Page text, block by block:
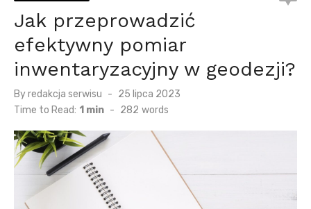
Jak przeprowadzić
efektywny pomiar
inwentaryzacyjny w geodezji?
Byredakcja serwisu
Posted
on
25 lipca 2023
Time to Read: 1 min - 282 words